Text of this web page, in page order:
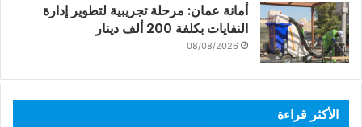
أمانة عمان: مرحلة تجريبية لتطوير إدارة
النفايات بكلفة 200 ألف دينار
08/08/2026
الأكثر قراءة